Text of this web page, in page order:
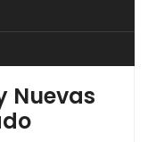
Nuevas